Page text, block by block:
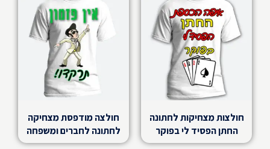
חולצות מצחיקות לחתונה
החתן הפסיד לי בפוקר
חולצה מודפסת מצחיקה
לחתונה לחברים ומשפחה